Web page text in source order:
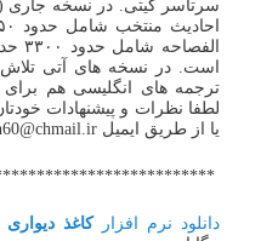
است. در نسخه های آتی
ترجمه های انگلیسی هم برای
لطفا نظرات و پیشنهادات
یا از طریق ایمیل hossein60@chmail.ir برای ما بفرستید.
دانلود نرم افزارکاغذ دیواری